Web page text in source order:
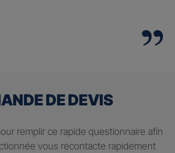
DE DEVIS
remplir ce rapide questionnaire afin
vous recontacte rapidement